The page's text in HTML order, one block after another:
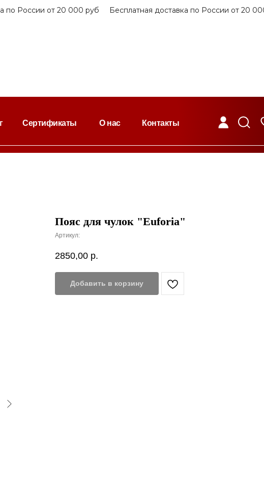
России от 20 000 руб Бесплатная доставка по России от 20 000
Контакты
О нас
Сертификаты
Пояс для чулок "Euforia"
Артикул:
2850,00 р.
Добавить в корзину